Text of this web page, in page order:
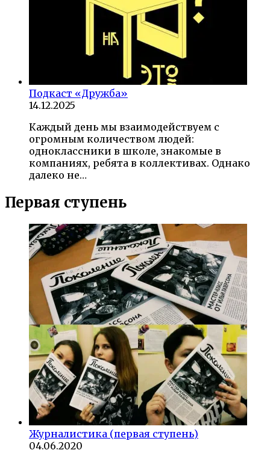
Подкаст «Дружба»
14.12.2025
Каждый день мы взаимодействуем с
огромным количеством людей:
одноклассники в школе, знакомые в
компаниях, ребята в коллективах. Однако
далеко не…
Первая ступень
Журналистика (первая ступень)
04.06.2020